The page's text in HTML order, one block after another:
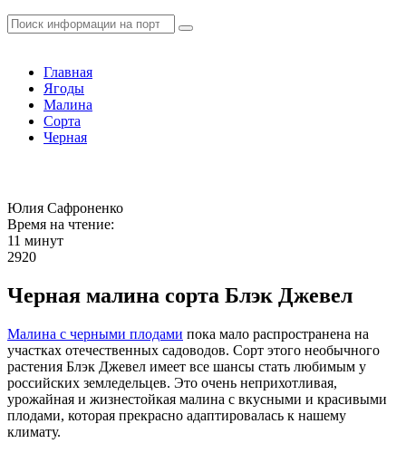
Главная
Ягоды
Малина
Сорта
Черная
Юлия Сафроненко
Время на чтение:
11 минут
2920
Черная малина сорта Блэк Джевел
Малина с черными плодами пока мало распространена на
участках отечественных садоводов. Сорт этого необычного
растения Блэк Джевел имеет все шансы стать любимым у
российских земледельцев. Это очень неприхотливая,
урожайная и жизнестойкая малина с вкусными и красивыми
плодами, которая прекрасно адаптировалась к нашему
климату.